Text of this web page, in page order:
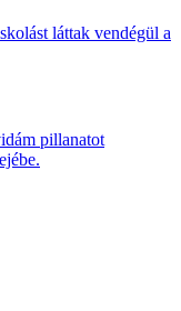
láttak vendégül a
pillanatot